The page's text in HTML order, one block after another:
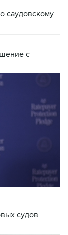
саудовскому
с
судов